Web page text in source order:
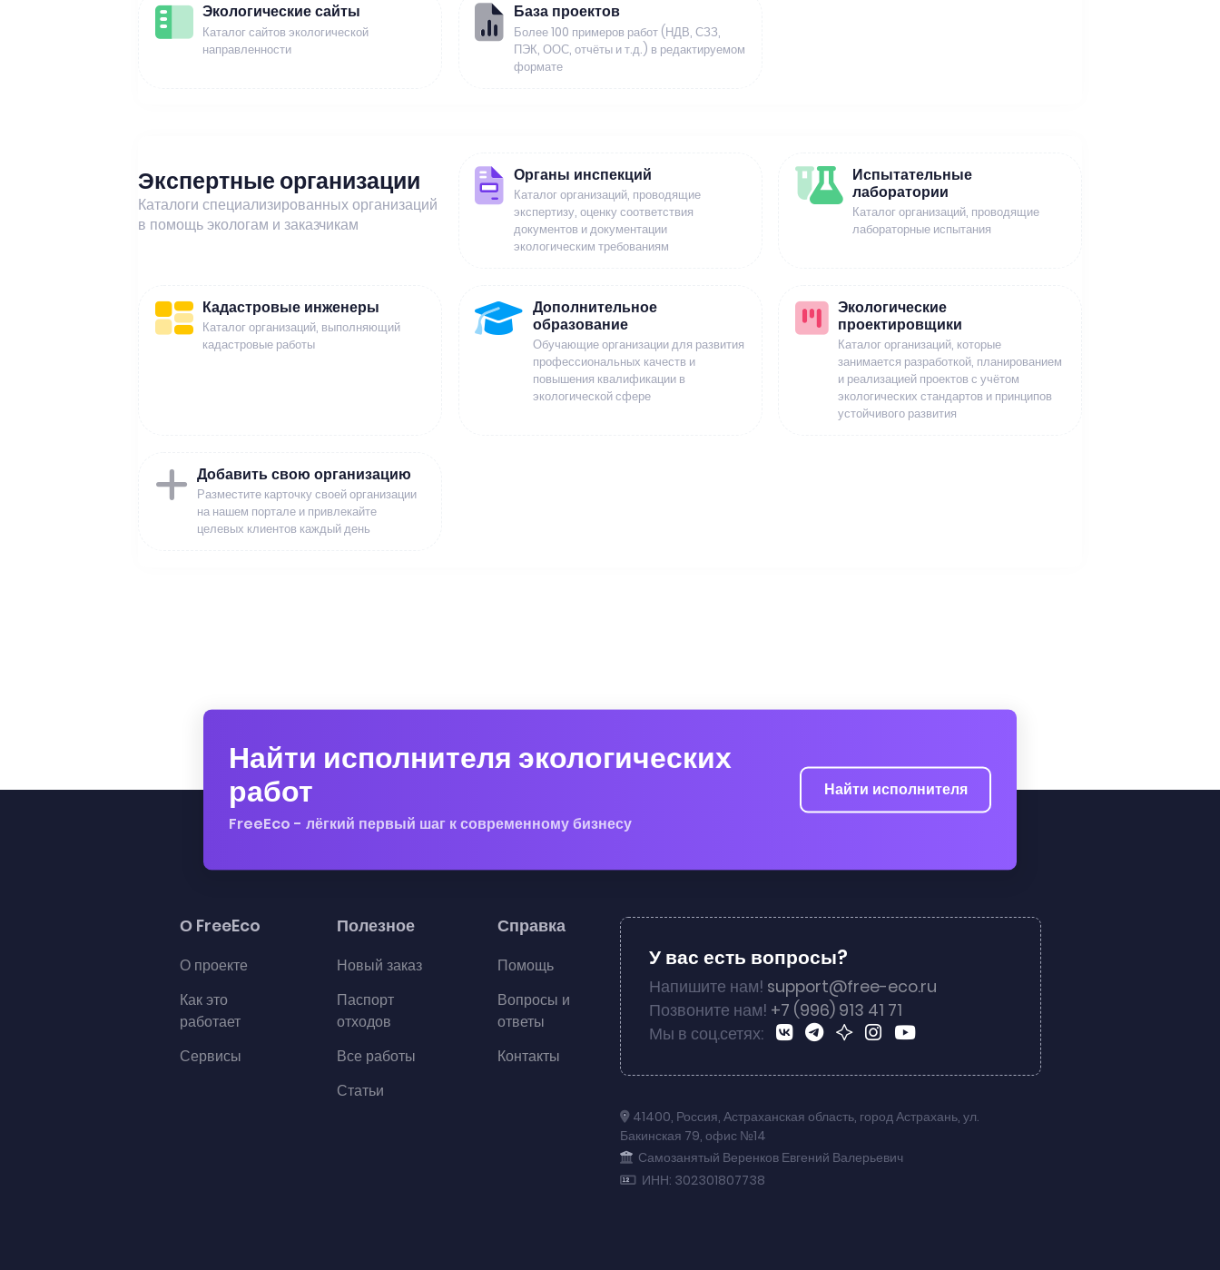
Экологические сайты
Каталог сайтов экологической
направленности
База проектов
Более 100 примеров работ (НДВ, СЗЗ,
ПЭК, ООС, отчёты и т.д.) в редактируемом
формате
Экспертные организации
Каталоги специализированных организаций
в помощь экологам и заказчикам
Органы инспекций
Каталог организаций, проводящие
экспертизу, оценку соответствия
документов и документации
экологическим требованиям
Испытательные
лаборатории
Каталог организаций, проводящие
лабораторные испытания
Кадастровые инженеры
Каталог организаций, выполняющий
кадастровые работы
Дополнительное
образование
Обучающие организации для развития
профессиональных качеств и
повышения квалификации в
экологической сфере
Экологические
проектировщики
Каталог организаций, которые
занимается разработкой, планированием
и реализацией проектов с учётом
экологических стандартов и принципов
устойчивого развития
Добавить свою организацию
Разместите карточку своей организации
на нашем портале и привлекайте
целевых клиентов каждый день
Найти исполнителя экологических
работ
FreeEco - лёгкий первый шаг к современному бизнесу
Найти исполнителя
О FreeEco
О проекте
Как это
работает
Сервисы
Полезное
Новый заказ
Паспорт
отходов
Все работы
Статьи
Справка
Помощь
Вопросы и
ответы
Контакты
У вас есть вопросы?
Напишите нам! support@free-eco.ru
Позвоните нам! +7 (996) 913 41 71
Мы в соц.сетях:
41400, Россия, Астраханская область, город Астрахань, ул.
Бакинская 79, офис №14
Самозанятый Веренков Евгений Валерьевич
ИНН: 302301807738